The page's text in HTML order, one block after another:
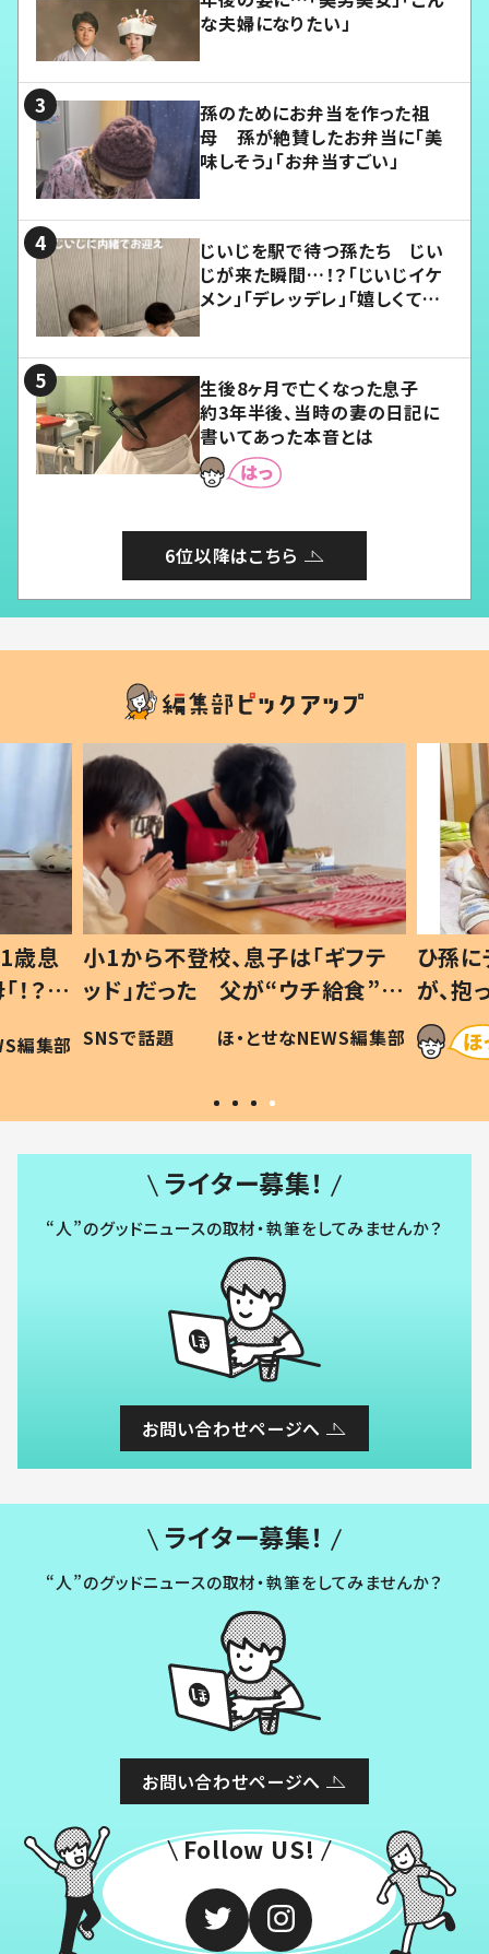
な夫婦になりたい」
孫のためにお弁当を作った祖
母 孫が絶賛したお弁当に「美
味しそう」「お弁当すごい」
じいじを駅で待つ孫たち じい
じが来た瞬間…！？「じいじイケ
メン」「デレッデレ」「嬉しくて可
生後8ヶ月で亡くなった息子
約3年半後、当時の妻の日記に
書いてあった本音とは
6位以降はこちら
歳息
？」
編集部
小1から不登校、息子は「ギフテ
ッド」だった 父が“ウチ給食”を
作り続ける理由とは #令和の親
#令和の子
SNSで話題 ほ・とせなNEWS編集部
ひ孫
が、
「涙が
い」
ライター募集！
“人”のグッドニュースの取材・執筆をしてみませんか？
お問い合わせページへ
ライター募集！
“人”のグッドニュースの取材・執筆をしてみませんか？
お問い合わせページへ
Follow US!